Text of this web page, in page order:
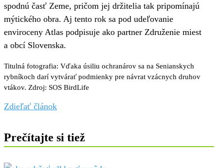
spodnú časť Zeme, pričom jej držitelia tak pripomínajú
mýtického obra. Aj tento rok sa pod udeľovanie
enviroceny Atlas podpisuje ako partner Združenie miest
a obcí Slovenska.
Titulná fotografia: Vďaka úsiliu ochranárov sa na Senianskych
rybníkoch darí vytvárať podmienky pre návrat vzácnych druhov
vtákov. Zdroj: SOS BirdLife
Zdieľať článok
Prečítajte si tiež